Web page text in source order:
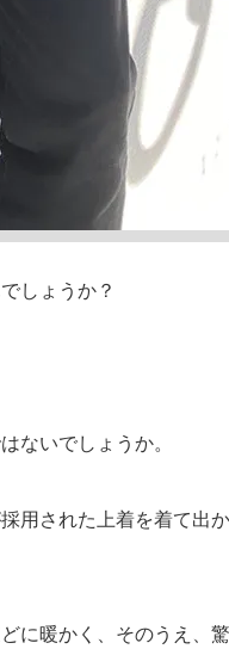
しょうか？
ないでしょうか。
用された上着を着て出
に暖かく、そのうえ、